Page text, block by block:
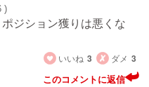
)
ジション獲りは悪くな
いいね 3 ダメ 3
このコメントに返信